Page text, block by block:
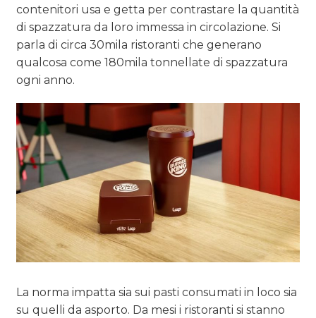
OPINIONI
contenitori usa e getta per contrastare la quantità
di spazzatura da loro immessa in circolazione. Si
parla di circa 30mila ristoranti che generano
qualcosa come 180mila tonnellate di spazzatura
ogni anno.
La norma impatta sia sui pasti consumati in loco sia
su quelli da asporto. Da mesi i ristoranti si stanno